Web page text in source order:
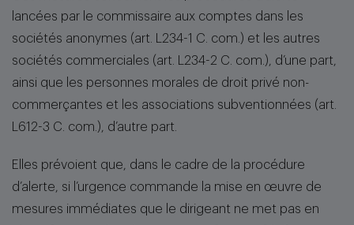
lancées par le commissaire aux comptes dans les
sociétés anonymes (art. L234-1 C. com.) et les autres
sociétés commerciales (art. L234-2 C. com.), d’une part,
ainsi que les personnes morales de droit privé non-
commerçantes et les associations subventionnées (art.
L612-3 C. com.), d’autre part.
Elles prévoient que, dans le cadre de la procédure
d’alerte, si l’urgence commande la mise en œuvre de
mesures immédiates que le dirigeant ne met pas en